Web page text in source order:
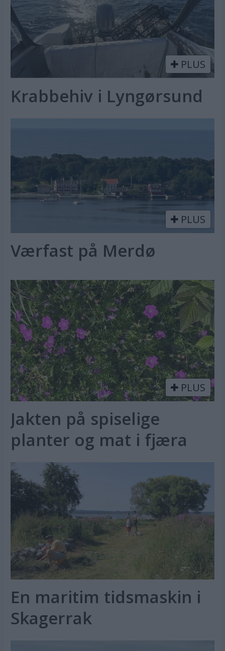
PLUS
Krabbehiv i Lyngørsund
PLUS
Værfast på Merdø
PLUS
Jakten på spiselige
planter og mat i fjæra
En maritim tidsmaskin i
Skagerrak